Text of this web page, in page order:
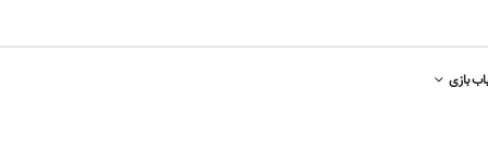
بازی